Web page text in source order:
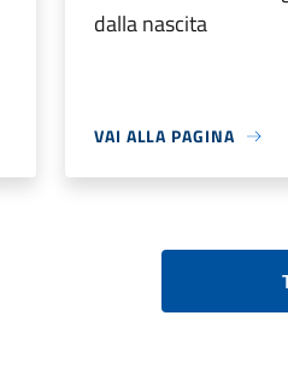
dalla nascita
VAI ALLA PAGINA